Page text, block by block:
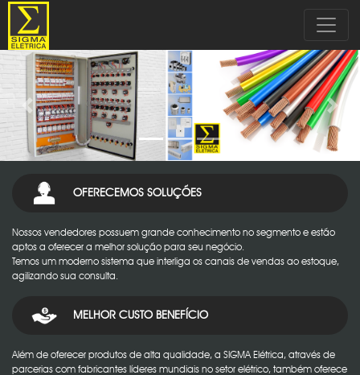
Sigma Elétrica
Previous Next
OFERECEMOS SOLUÇÕES
Nossos vendedores possuem grande conhecimento no segmento e estão
aptos a oferecer a melhor solução para seu negócio.
Temos um moderno sistema que interliga os canais de vendas ao estoque,
agilizando sua consulta.
MELHOR CUSTO BENEFÍCIO
Além de oferecer produtos de alta qualidade, a SIGMA Elétrica, através de
parcerias com fabricantes líderes mundiais no setor elétrico, também oferece